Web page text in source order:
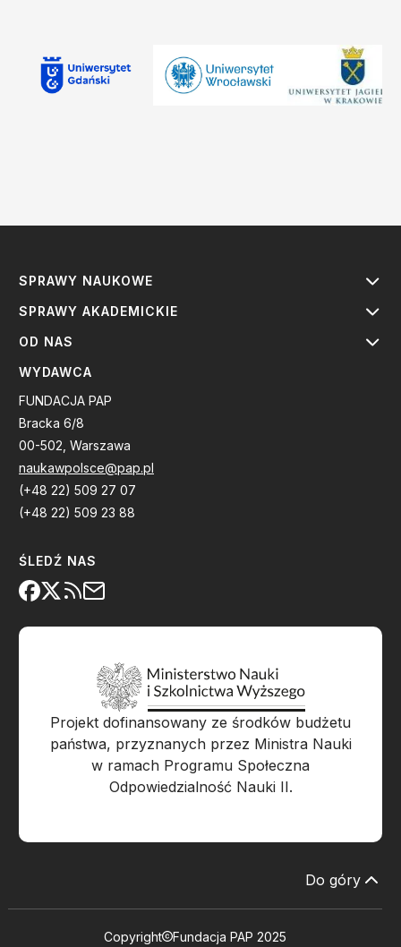
SPRAWY NAUKOWE
SPRAWY AKADEMICKIE
OD NAS
WYDAWCA
FUNDACJA PAP
Bracka 6/8
00-502, Warszawa
naukawpolsce@pap.pl
(+48 22) 509 27 07
(+48 22) 509 23 88
ŚLEDŹ NAS
Projekt dofinansowany ze środków budżetu
państwa, przyznanych przez Ministra Nauki
w ramach Programu Społeczna
Odpowiedzialność Nauki II.
Do góry
Copyright Fundacja PAP 2025